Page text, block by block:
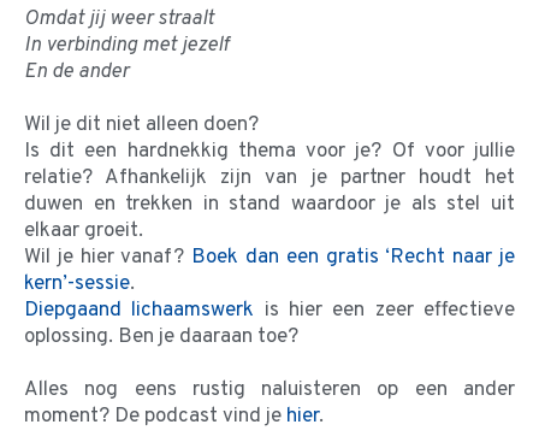
Omdat jij weer straalt
In verbinding met jezelf
En de ander
Wil je dit niet alleen doen?
Is dit een hardnekkig thema voor je? Of voor jullie
relatie? Afhankelijk zijn van je partner houdt het
duwen en trekken in stand waardoor je als stel uit
elkaar groeit.
Wil je hier vanaf? Boek dan een gratis ‘Recht naar je
kern’-sessie.
Diepgaand lichaamswerk is hier een zeer effectieve
oplossing. Ben je daaraan toe?
Alles nog eens rustig naluisteren op een ander
moment? De podcast vind je hier.